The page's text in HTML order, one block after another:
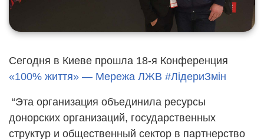
Сегодня в Киеве прошла 18-я Конференция
«100% життя» — Мережа ЛЖВ #ЛідериЗмін
“Эта организация объединила ресурсы
донорских организаций, государственных
структур и общественный сектор в партнерство